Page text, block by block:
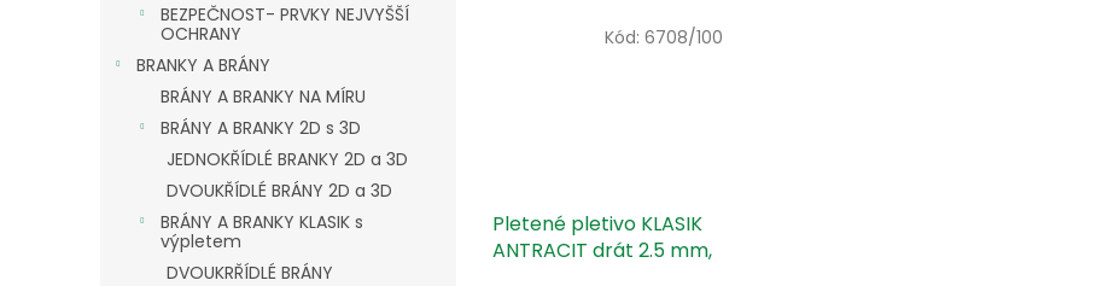
BEZPEČNOST- PRVKY NEJVYŠŠÍ
OCHRANY
BRANKY A BRÁNY
BRÁNY A BRANKY NA MÍRU
BRÁNY A BRANKY 2D s 3D
JEDNOKŘÍDLÉ BRANKY 2D a 3D
DVOUKŘÍDLÉ BRÁNY 2D a 3D
BRÁNY A BRANKY KLASIK s
výpletem
DVOUKRŘÍDLÉ BRÁNY
Pletené pletivo KLASIK
ANTRACIT drát 2.5 mm,
Kód: 6708/100